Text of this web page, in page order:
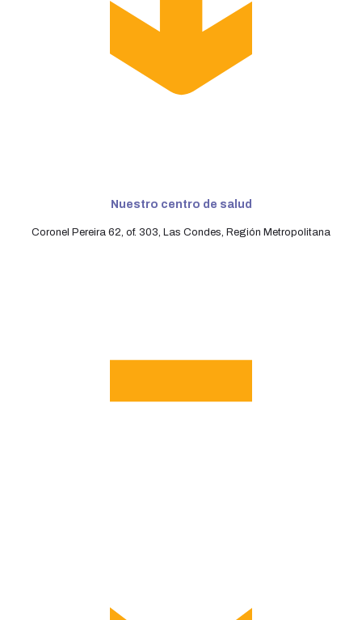
Nuestro centro de salud
Coronel Pereira 62, of. 303, Las Condes, Región Metropolitana